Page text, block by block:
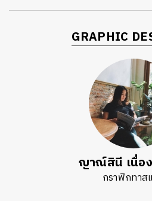
GRAPHIC
ญาณ์สินี เนื่อ
กราฟิกทาส